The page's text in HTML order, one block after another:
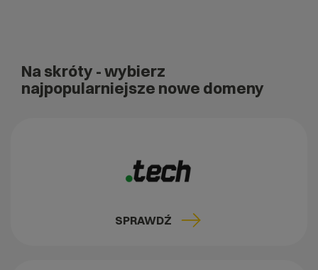
Na skróty - wybierz
najpopularniejsze nowe domeny
SPRAWDŹ